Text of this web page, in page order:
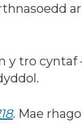
y tro
. Mae